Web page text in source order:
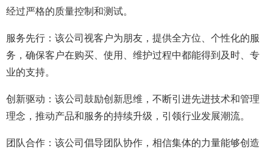
经过严格的质量控制和测试。
服务先行：该公司视客户为朋友，提供全方位、个性化的服
务，确保客户在购买、使用、维护过程中都能得到及时、专
业的支持。
创新驱动：该公司鼓励创新思维，不断引进先进技术和管理
理念，推动产品和服务的持续升级，引领行业发展潮流。
团队合作：该公司倡导团队协作，相信集体的力量能够创造